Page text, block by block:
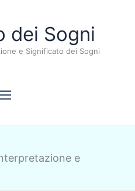
dei Sogni
e Significato dei Sogni
e